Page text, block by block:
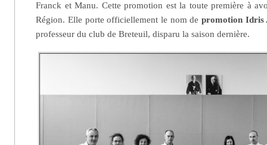
Franck et Manu. Cette promotion est la toute première à
Région. Elle porte officiellement le nom de promotion Idris
professeur du club de Breteuil, disparu la saison dernière.